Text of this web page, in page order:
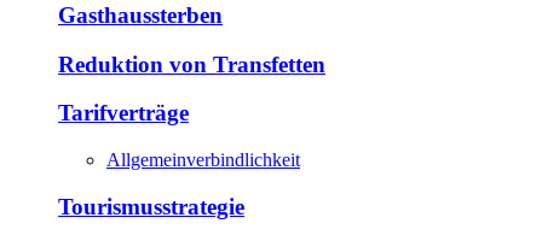
Gasthaussterben
Reduktion von Transfetten
Tarifverträge
Allgemeinverbindlichkeit
Tourismusstrategie